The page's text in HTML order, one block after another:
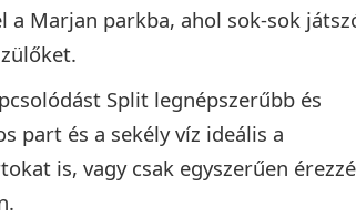
a Marjan parkba, ahol sok-sok
Split legnépszerűbb és
part és a sekély víz ideális a
is, vagy csak egyszerűen